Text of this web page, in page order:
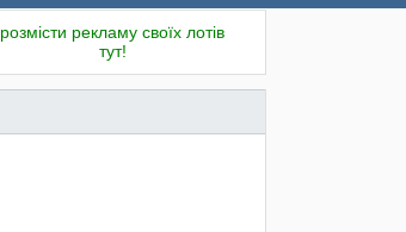
розмісти рекламу своїх лотів
тут!